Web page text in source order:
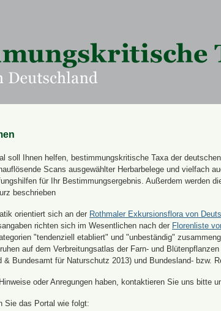
soll Ihnen helfen, bestimmungskritische Taxa der
Scans ausgewählter Herbarbelege und vielfach
für Ihr Bestimmungsergebnis. Außerdem werden
beschrieben
orientiert sich an der Rothmaler Exkursionsflora von
richten sich im Wesentlichen nach der Florenliste
"tendenziell etabliert" und "unbeständig"
auf dem Verbreitungsatlas der Farn- und
& Bundesamt für Naturschutz 2013) und Bundesland- bzw.
oder Anregungen haben, kontaktieren Sie uns bitte
Sie das Portal wie folgt: